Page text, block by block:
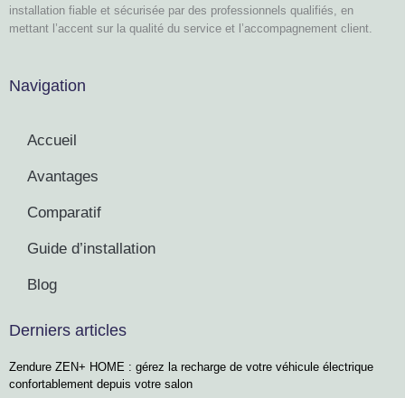
installation fiable et sécurisée par des professionnels qualifiés, en
mettant l’accent sur la qualité du service et l’accompagnement client.
Navigation
Accueil
Avantages
Comparatif
Guide d’installation
Blog
Derniers articles
Zendure ZEN+ HOME : gérez la recharge de votre véhicule électrique
confortablement depuis votre salon